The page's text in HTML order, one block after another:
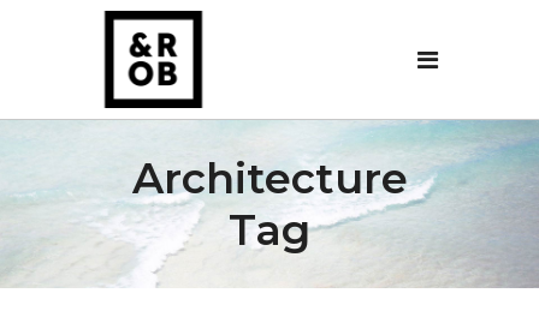
Architecture
Tag